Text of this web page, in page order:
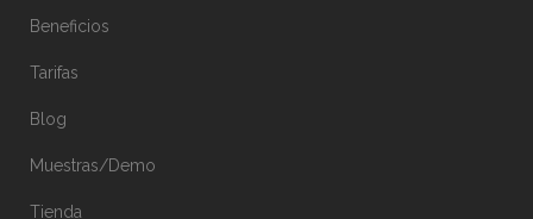
Beneficios
Tarifas
Blog
Muestras/Demo
Tienda